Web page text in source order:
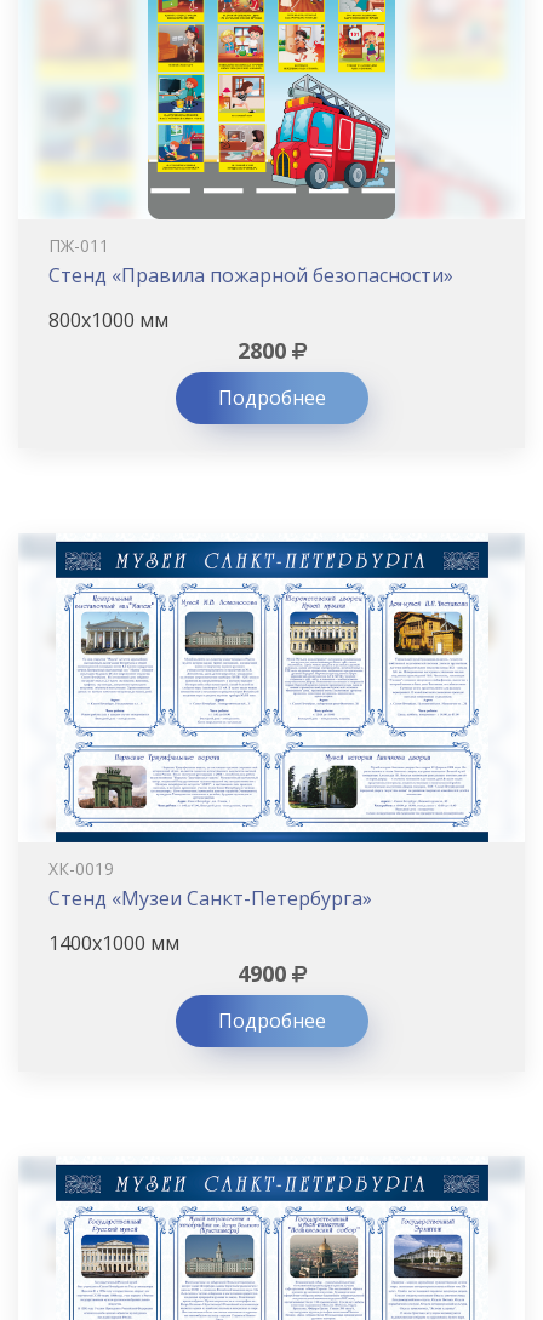
ПЖ-011
Стенд «Правила пожарной безопасности»
800х1000 мм
2800
Подробнее
ХК-0019
Стенд «Музеи Санкт-Петербурга»
1400х1000 мм
4900
Подробнее